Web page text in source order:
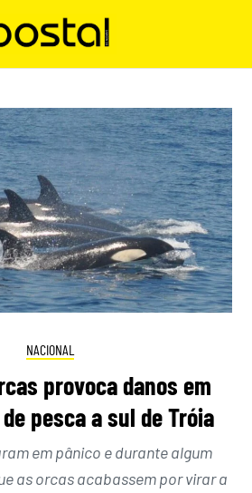
NACIONAL
provoca danos em
pesca a sul de Tróia
em pânico e durante algum
as orcas acabassem por virar a